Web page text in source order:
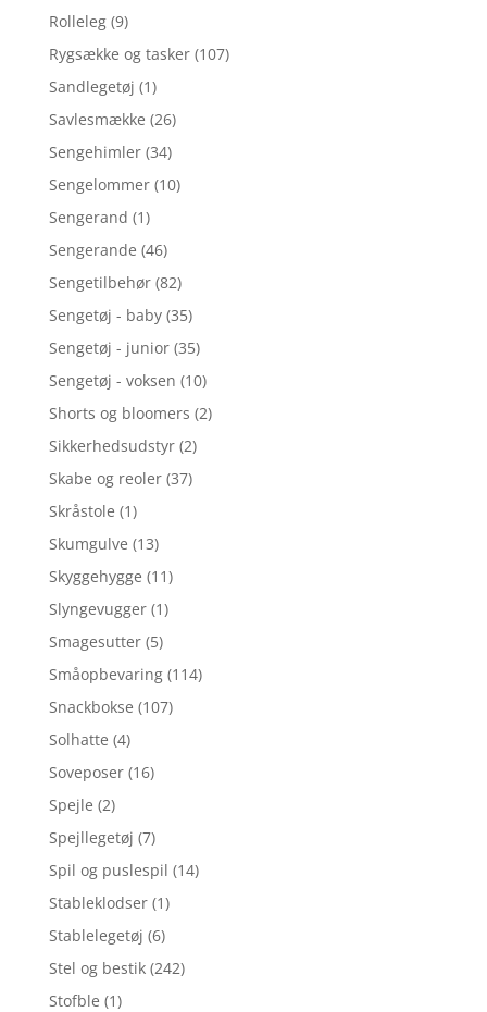
Rolleleg (9)
Rygsække og tasker (107)
Sandlegetøj (1)
Savlesmække (26)
Sengehimler (34)
Sengelommer (10)
Sengerand (1)
Sengerande (46)
Sengetilbehør (82)
Sengetøj - baby (35)
Sengetøj - junior (35)
Sengetøj - voksen (10)
Shorts og bloomers (2)
Sikkerhedsudstyr (2)
Skabe og reoler (37)
Skråstole (1)
Skumgulve (13)
Skyggehygge (11)
Slyngevugger (1)
Smagesutter (5)
Småopbevaring (114)
Snackbokse (107)
Solhatte (4)
Soveposer (16)
Spejle (2)
Spejllegetøj (7)
Spil og puslespil (14)
Stableklodser (1)
Stablelegetøj (6)
Stel og bestik (242)
Stofble (1)